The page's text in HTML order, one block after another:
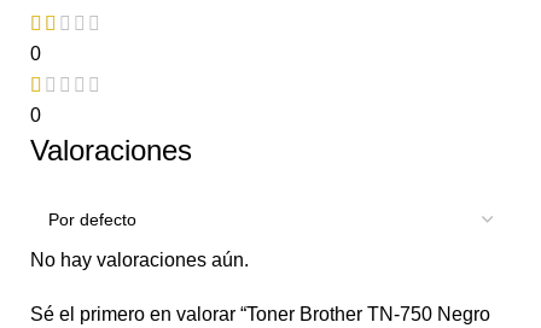
0
0
Valoraciones
No hay valoraciones aún.
Sé el primero en valorar “Toner Brother TN-750 Negro